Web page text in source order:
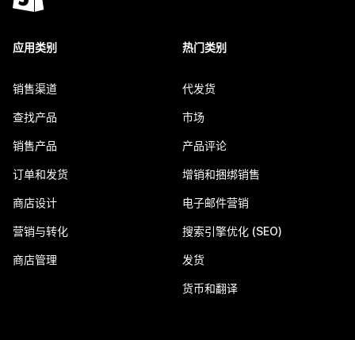
应用类别
销售渠道
查找产品
销售产品
订单和发货
商店设计
营销与转化
商店管理
热门类别
代发货
市场
产品评论
增销和捆绑销售
电子邮件营销
搜索引擎优化 (SEO)
发货
货币和翻译